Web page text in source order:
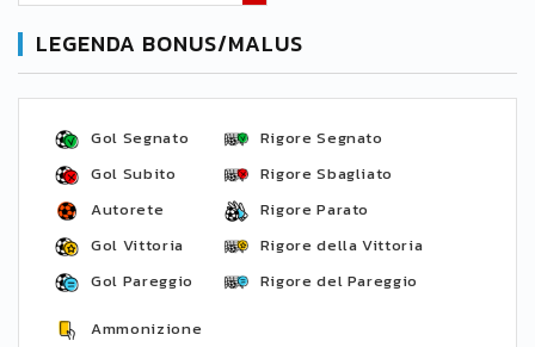
LEGENDA BONUS/MALUS
Gol Segnato
Gol Subito
Autorete
Gol Vittoria
Gol Pareggio
Rigore Segnato
Rigore Sbagliato
Rigore Parato
Rigore della Vittoria
Rigore del Pareggio
Ammonizione